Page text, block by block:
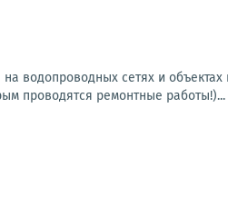
водопроводных сетях и
проводятся ремонтные работы!)...